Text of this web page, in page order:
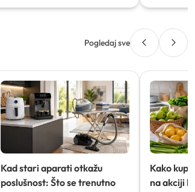
Pogledaj sve
Kad stari aparati otkažu
poslušnost: Što se trenutno
Kako
na akciji